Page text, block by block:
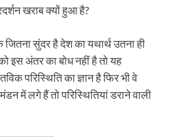
खराब क्यों हुआ है?
सुंदर है देश का यथार्थ उतना ही
इस अंतर का बोध नहीं है तो यह
परिस्थिति का ज्ञान है फिर भी वे
में लगे हैं तो परिस्थितियां डराने वाली